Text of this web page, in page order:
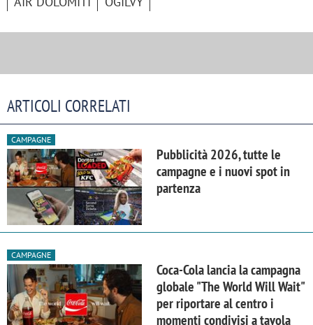
ARTICOLI CORRELATI
CAMPAGNE
Pubblicità 2026, tutte le
campagne e i nuovi spot in
partenza
CAMPAGNE
Coca-Cola lancia la campagna
globale "The World Will Wait"
per riportare al centro i
momenti condivisi a tavola